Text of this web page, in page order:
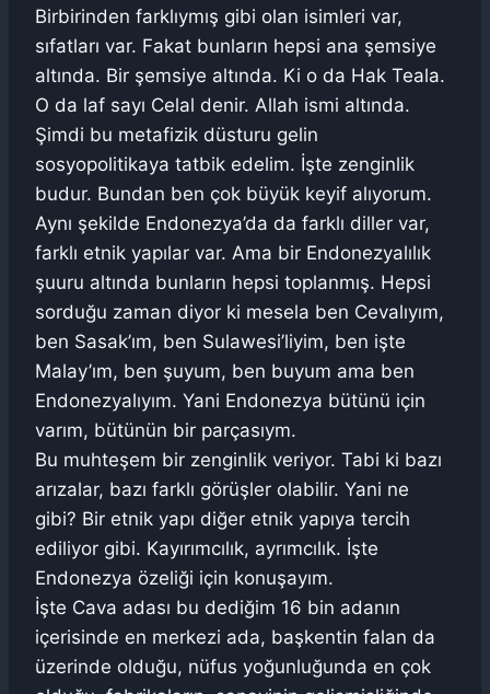
Birbirinden farklıymış gibi olan isimleri var,
sıfatları var. Fakat bunların hepsi ana şemsiye
altında. Bir şemsiye altında. Ki o da Hak Teala.
O da laf sayı Celal denir. Allah ismi altında.
Şimdi bu metafizik düsturu gelin
sosyopolitikaya tatbik edelim. İşte zenginlik
budur. Bundan ben çok büyük keyif alıyorum.
Aynı şekilde Endonezya’da da farklı diller var,
farklı etnik yapılar var. Ama bir Endonezyalılık
şuuru altında bunların hepsi toplanmış. Hepsi
sorduğu zaman diyor ki mesela ben Cevalıyım,
ben Sasak’ım, ben Sulawesi’liyim, ben işte
Malay’ım, ben şuyum, ben buyum ama ben
Endonezyalıyım. Yani Endonezya bütünü için
varım, bütünün bir parçasıym.
Bu muhteşem bir zenginlik veriyor. Tabi ki bazı
arızalar, bazı farklı görüşler olabilir. Yani ne
gibi? Bir etnik yapı diğer etnik yapıya tercih
ediliyor gibi. Kayırımcılık, ayrımcılık. İşte
Endonezya özeliği için konuşayım.
İşte Cava adası bu dediğim 16 bin adanın
içerisinde en merkezi ada, başkentin falan da
üzerinde olduğu, nüfus yoğunluğunda en çok